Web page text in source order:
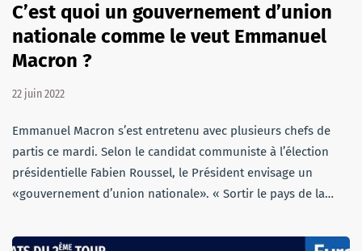
C’est quoi un gouvernement d’union
nationale comme le veut Emmanuel
Macron ?
22 juin 2022
Emmanuel Macron s’est entretenu avec plusieurs chefs de
partis ce mardi. Selon le candidat communiste à l’élection
présidentielle Fabien Roussel, le Président envisage un
«gouvernement d’union nationale». « Sortir le pays de la…